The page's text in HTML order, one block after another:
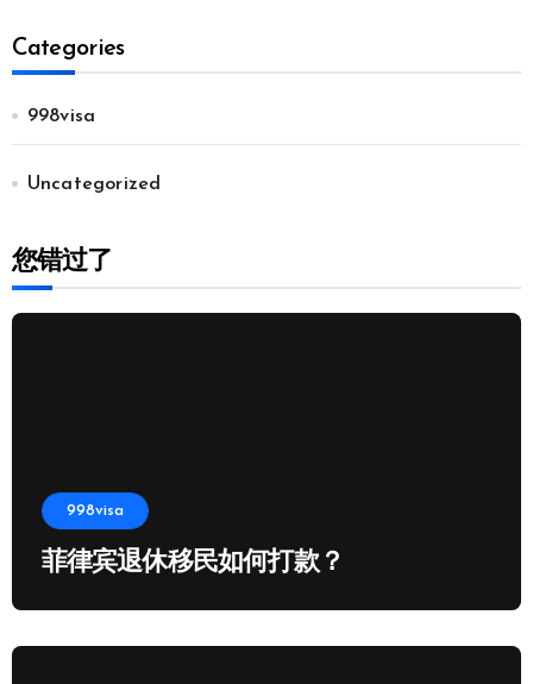
Categories
998visa
Uncategorized
您错过了
998visa
菲律宾退休移民如何打款？